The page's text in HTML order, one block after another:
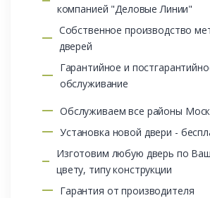
компанией "Деловые Линии"
Собственное производство
дверей
Гарантийное и
обслуживание
Обслуживаем все районы
Установка новой двери -
Изготовим любую дверь по
цвету, типу конструкции
Гарантия от производителя